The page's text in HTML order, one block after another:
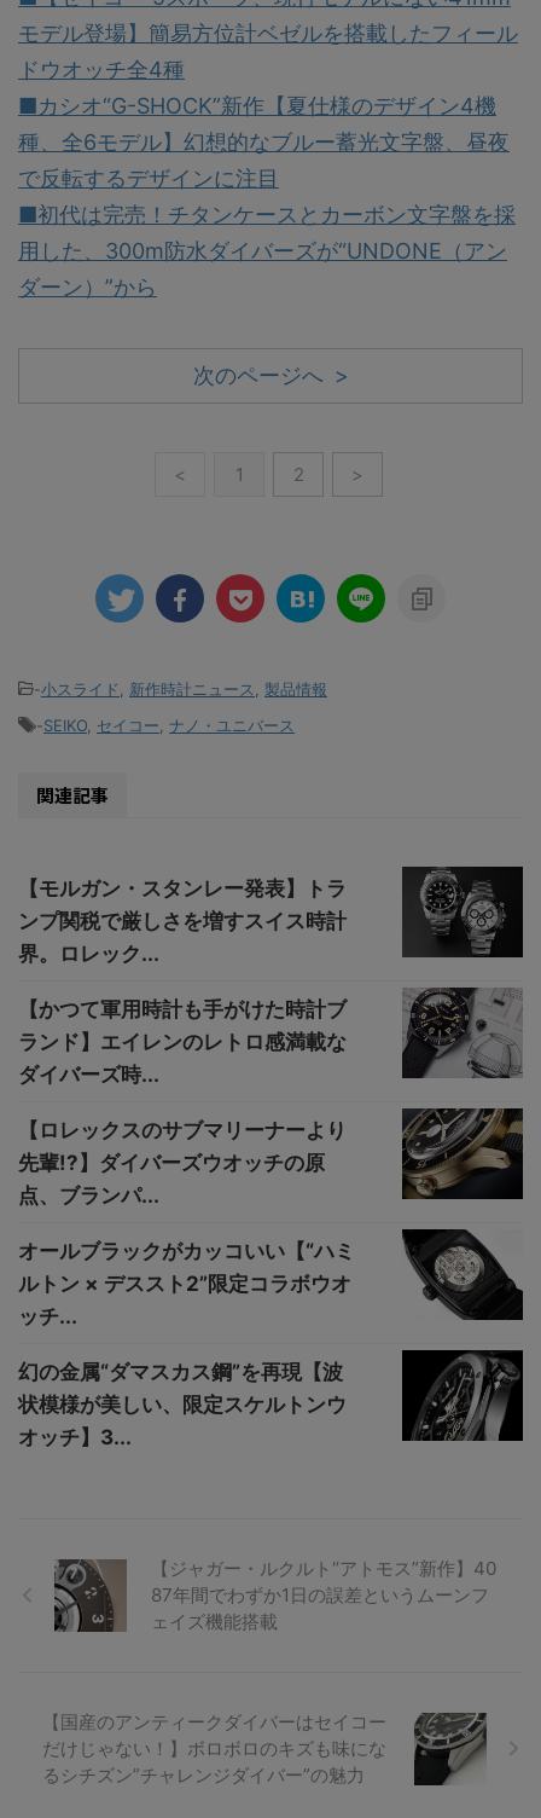
モデル登場】簡易方位計ベゼルを搭載したフィール
ドウオッチ全4種
■カシオ“G-SHOCK”新作【夏仕様のデザイン4機
種、全6モデル】幻想的なブルー蓄光文字盤、昼夜
で反転するデザインに注目
■初代は完売！チタンケースとカーボン文字盤を採
用した、300m防水ダイバーズが“UNDONE（アン
ダーン）”から
次のページへ >
< 1 2 >
-小スライド 新作時計ニュース
製品情報
-SEIKO セイコー ナノ・ユニバース
関連記事
【モルガン・スタンレー発表】トラ
ンプ関税で厳しさを増すスイス時計
界。ロレック...
【かつて軍用時計も手がけた時計ブ
ランド】エイレンのレトロ感満載な
ダイバーズ時...
【ロレックスのサブマリーナーより
先輩!?】ダイバーズウオッチの原
点、ブランパ...
オールブラックがカッコいい【“ハミ
ルトン × デススト2”限定コラボウオ
ッチ...
幻の金属“ダマスカス鋼”を再現【波
状模様が美しい、限定スケルトンウ
オッチ】3...
【ジャガー・ルクルト“アトモス”新作】40
87年間でわずか1日の誤差というムーンフ
ェイズ機能搭載
【国産のアンティークダイバーはセイコー
だけじゃない！】ボロボロのキズも味にな
るシチズン”チャレンジダイバー”の魅力